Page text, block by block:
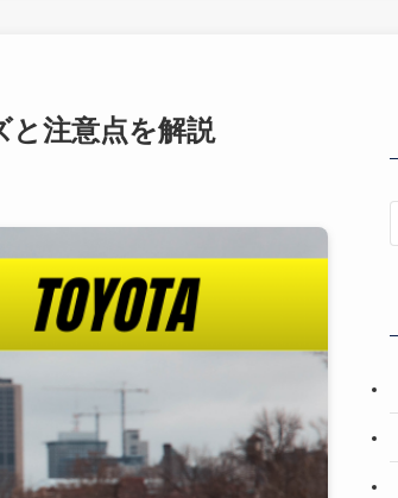
と注意点を解説